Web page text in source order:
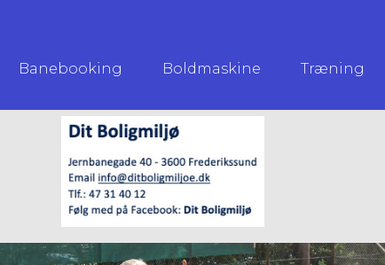
Banebooking Boldmaskine Træning